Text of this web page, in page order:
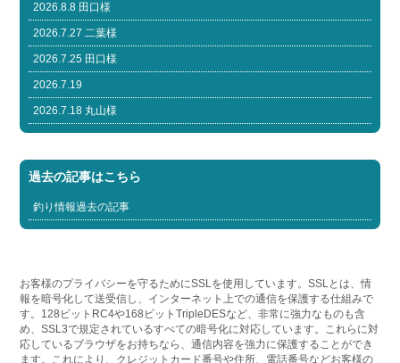
2026.8.8 田口様
2026.7.27 二葉様
2026.7.25 田口様
2026.7.19
2026.7.18 丸山様
過去の記事はこちら
釣り情報過去の記事
お客様のプライバシーを守るためにSSLを使用しています。SSLとは、情
報を暗号化して送受信し、インターネット上での通信を保護する仕組みで
す。128ビットRC4や168ビットTripleDESなど、非常に強力なものも含
め、SSL3で規定されているすべての暗号化に対応しています。これらに対
応しているブラウザをお持ちなら、通信内容を強力に保護することができ
ます。これにより、クレジットカード番号や住所、電話番号などお客様の